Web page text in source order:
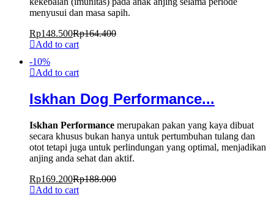
menyusui dan masa sapih.
Rp148.500Rp164.400
Add to cart
-10%
Add to cart
Iskhan Dog Performance...
Iskhan Performance merupakan pakan yang kaya dibuat
secara khusus bukan hanya untuk pertumbuhan tulang dan
otot tetapi juga untuk perlindungan yang optimal, menjadikan
anjing anda sehat dan aktif.
Rp169.200Rp188.000
Add to cart